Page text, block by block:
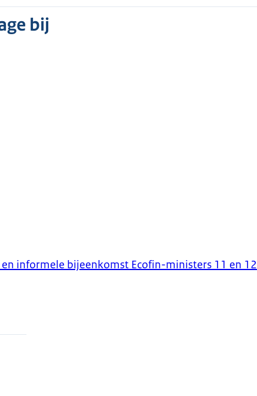
bij
informele bijeenkomst Ecofin-ministers 11 en 12